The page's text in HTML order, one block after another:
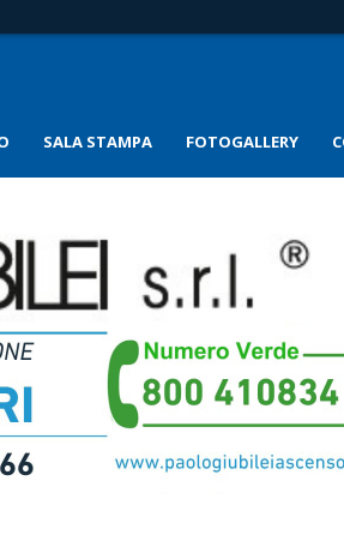
SALA STAMPA FOTOGALLERY